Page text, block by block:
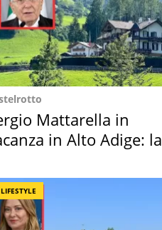
Mattarella in
in Alto Adige: la
LIFESTYLE